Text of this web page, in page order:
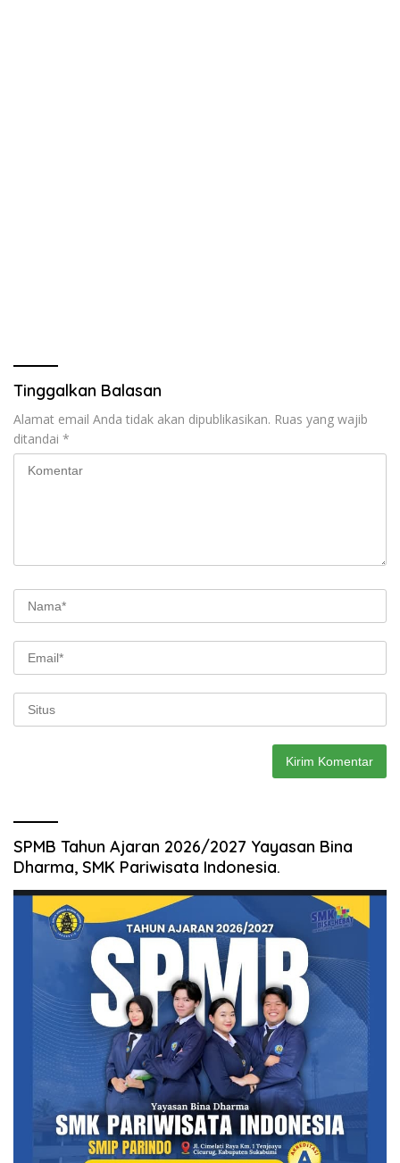
Tinggalkan Balasan
Alamat email Anda tidak akan dipublikasikan. Ruas yang wajib
ditandai *
SPMB Tahun Ajaran 2026/2027 Yayasan Bina
Dharma, SMK Pariwisata Indonesia.